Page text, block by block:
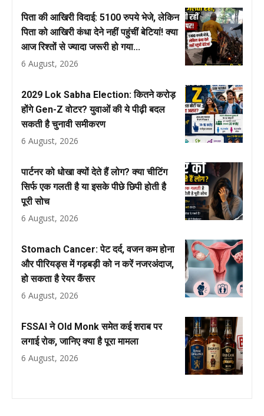
पिता की आखिरी विदाई: 5100 रुपये भेजे, लेकिन
पिता को आखिरी कंधा देने नहीं पहुंचीं बेटियां! क्या
आज रिश्तों से ज्यादा जरूरी हो गया...
6 August, 2026
2029 Lok Sabha Election: कितने करोड़
होंगे Gen-Z वोटर? युवाओं की ये पीढ़ी बदल
सकती है चुनावी समीकरण
6 August, 2026
पार्टनर को धोखा क्यों देते हैं लोग? क्या चीटिंग
सिर्फ एक गलती है या इसके पीछे छिपी होती है
पूरी सोच
6 August, 2026
Stomach Cancer: पेट दर्द, वजन कम होना
और पीरियड्स में गड़बड़ी को न करें नजरअंदाज,
हो सकता है रेयर कैंसर
6 August, 2026
FSSAI ने Old Monk समेत कई शराब पर
लगाई रोक, जानिए क्या है पूरा मामला
6 August, 2026